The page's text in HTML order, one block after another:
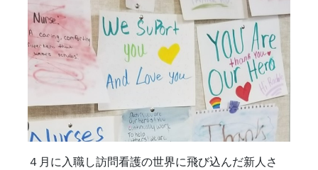
４月に入職し訪問看護の世界に飛び込んだ新人さ